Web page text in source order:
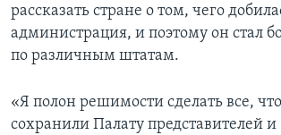
рассказать стране о том, чего
администрация, и поэтому он стал
по различным штатам.
«Я полон решимости сделать все,
сохранили Палату представителей